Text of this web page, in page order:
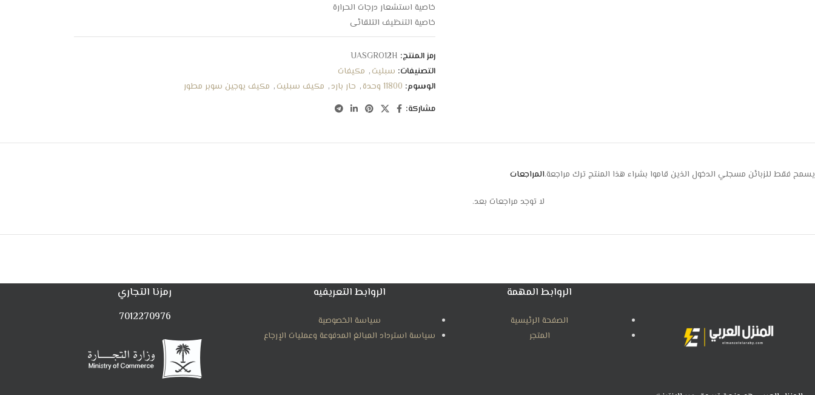
خاصية استشعار درجات الحرارة
خاصية التنظيف التلقائي
مزود بمؤقت للتحكم فى التشغيل والايقاف
خاصية اعادة التشغيل التلقائي
تشخيص ذاتي لاكتشاف الاعطال
فلتر عالى الكفاءة لتنقية الهواء
تكنولوجيا التبريد السريع TURBO
هدوء تام اثناء التشغيل
رمز المنتج: UASGRO12H
التصنيفات: سبليت, مكيفات
الوسوم: 11800 وحدة , حار بارد, مكيف سبليت, مكيف يوجين سوبر مطور
مشاركة:
المراجعات
لا توجد مراجعات بعد.
يسمح فقط للزبائن مسجلي الدخول الذين قاموا بشراء هذا المنتج ترك مراجعة.
الروابط المهمة
الصفحة الرئيسية
المتجر
الروابط التعريفيه
سياسة الخصوصية
سياسة استرداد المبالغ المدفوعة وعمليات الإرجاع
رمزنا التجاري
7012270976